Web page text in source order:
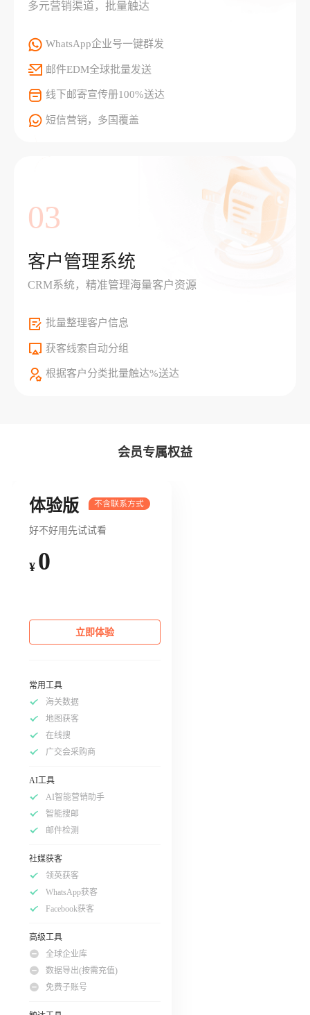
多元营销渠道，批量触达
WhatsApp企业号一键群发
邮件EDM全球批量发送
线下邮寄宣传册100%送达
短信营销，多国覆盖
03
客户管理系统
CRM系统，精准管理海量客户资源
批量整理客户信息
获客线索自动分组
根据客户分类批量触达%送达
会员专属权益
体验版
好不好用先试试看
¥ 0
立即体验
常用工具
海关数据
地图获客
在线搜
广交会采购商
AI工具
AI智能营销助手
智能搜邮
邮件检测
社媒获客
领英获客
WhatsApp获客
Facebook获客
高级工具
全球企业库
数据导出(按需充值)
免费子账号